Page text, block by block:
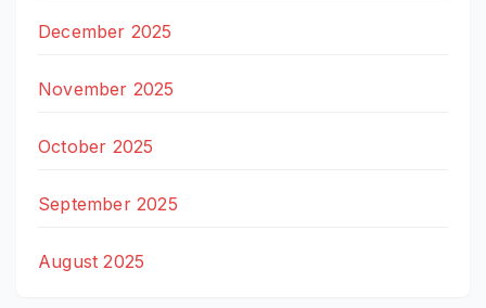
December 2025
November 2025
October 2025
September 2025
August 2025